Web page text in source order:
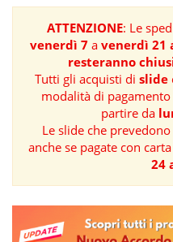
BOOK
RIVISTE
MANUALISTICA
SOFTWARE
AREE
TEMATICHE
ATTENZIONE: Le
venerdì 7a venerdì 21
resteranno
Tutti gli acquisti di slide
modalità di
partire da
Le slide che
anche se pagate con
24